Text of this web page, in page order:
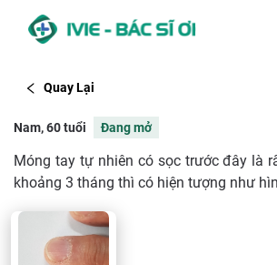
Quay Lại
Nam, 60 tuổi Đang mở
Móng tay tự nhiên có sọc trước đây là
khoảng 3 tháng thì có hiện tượng như